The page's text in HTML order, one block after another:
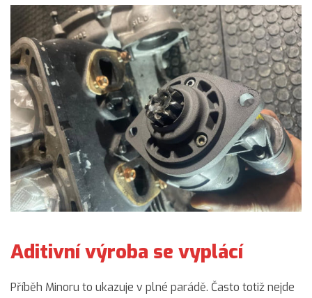
Aditivní výroba se vyplácí
Příběh Minoru to ukazuje v plné parádě. Často totiž nejde